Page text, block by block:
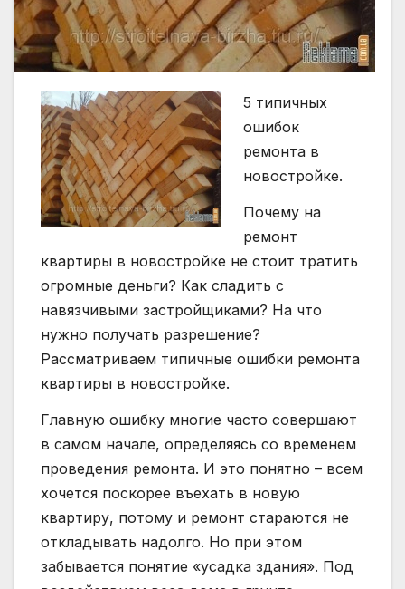
5 типичных
ошибок
ремонта в
новостройке.
Почему на
ремонт
квартиры в новостройке не стоит тратить
огромные деньги? Как сладить с
навязчивыми застройщиками? На что
нужно получать разрешение?
Рассматриваем типичные ошибки ремонта
квартиры в новостройке.
Главную ошибку многие часто совершают
в самом начале, определяясь со временем
проведения ремонта. И это понятно – всем
хочется поскорее въехать в новую
квартиру, потому и ремонт стараются не
откладывать надолго. Но при этом
забывается понятие «усадка здания». Под